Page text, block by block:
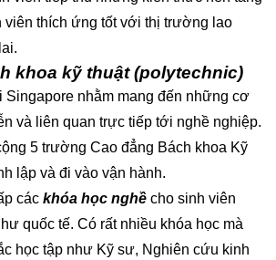
viên thích ứng tốt với thị trường lao
khoa kỹ thuật (polytechnic)
nhằm mang đến những cơ
và liên quan trực tiếp tới nghề nghiệp.
5 trường Cao đẳng Bách khoa Kỹ
lập và đi vào vận hành.
các khóa học nghề cho sinh viên
quốc tế. Có rất nhiều khóa học mà
học tập như Kỹ sư, Nghiên cứu kinh